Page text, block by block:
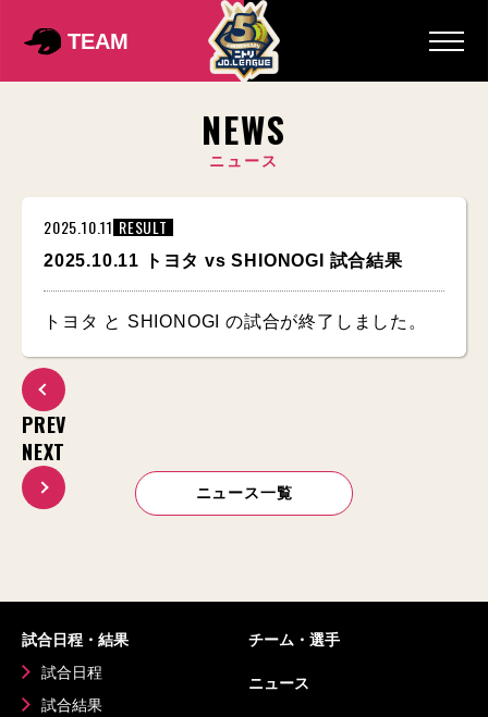
TEAM
NEWS
ニュース
2025.10.11 RESULT
2025.10.11 トヨタ vs SHIONOGI 試合結果
トヨタ と SHIONOGI の試合が終了しました。
PREV
ニュース一覧
NEXT
試合日程・結果
試合日程
試合結果
チーム・選手
ニュース